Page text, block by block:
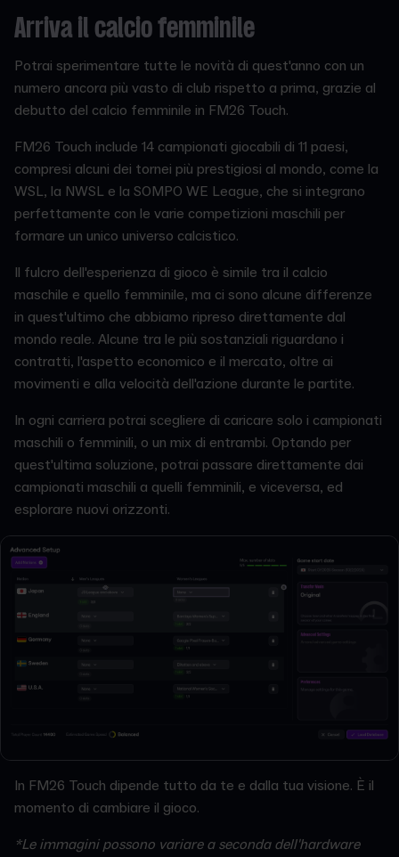
Arriva il calcio femminile
Potrai sperimentare tutte le novità di quest'anno con un
numero ancora più vasto di club rispetto a prima, grazie al
debutto del calcio femminile in FM26 Touch.
FM26 Touch include 14 campionati giocabili di 11 paesi,
compresi alcuni dei tornei più prestigiosi al mondo, come la
WSL, la NWSL e la SOMPO WE League, che si integrano
perfettamente con le varie competizioni maschili per
formare un unico universo calcistico.
Il fulcro dell'esperienza di gioco è simile tra il calcio
maschile e quello femminile, ma ci sono alcune differenze
in quest'ultimo che abbiamo ripreso direttamente dal
mondo reale. Alcune tra le più sostanziali riguardano i
contratti, l'aspetto economico e il mercato, oltre ai
movimenti e alla velocità dell'azione durante le partite.
In ogni carriera potrai scegliere di caricare solo i campionati
maschili o femminili, o un mix di entrambi. Optando per
quest'ultima soluzione, potrai passare direttamente dai
campionati maschili a quelli femminili, e viceversa, ed
esplorare nuovi orizzonti.
In FM26 Touch dipende tutto da te e dalla tua visione. È il
momento di cambiare il gioco.
*Le immagini possono variare a seconda dell'hardware